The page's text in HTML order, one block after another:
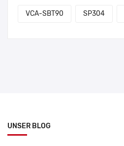
VCA-SBT90 SP304
UNSER BLOG